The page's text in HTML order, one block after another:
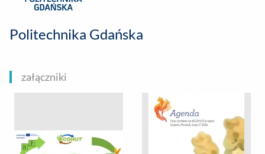
Politechnika Gdańska
załączniki